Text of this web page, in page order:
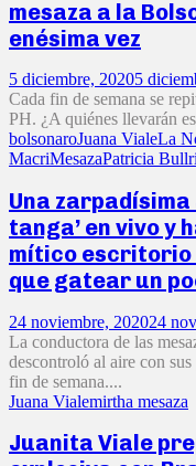
mesaza a la
enésima vez
5 diciembre, 20205
Cada fin de semana se
PH. ¿A quiénes llevarán
bolsonaroJuana VialeLa
MacriMesazaPatricia
Una zarpadísima
tanga’ en vivo y
mítico escritorio
que gatear un
24 noviembre, 202024
La conductora de las
descontroló al aire con
fin de semana....
Juana Vialemirtha mesaza
Juanita Viale